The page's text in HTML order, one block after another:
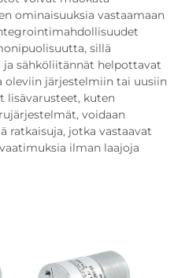
ominaisuuksia vastaamaan
sillä
sähköliitännät helpottavat
oleviin järjestelmiin tai uusiin
lisävarusteet, kuten
voidaan
ratkaisuja, jotka vastaavat
ilman laajoja